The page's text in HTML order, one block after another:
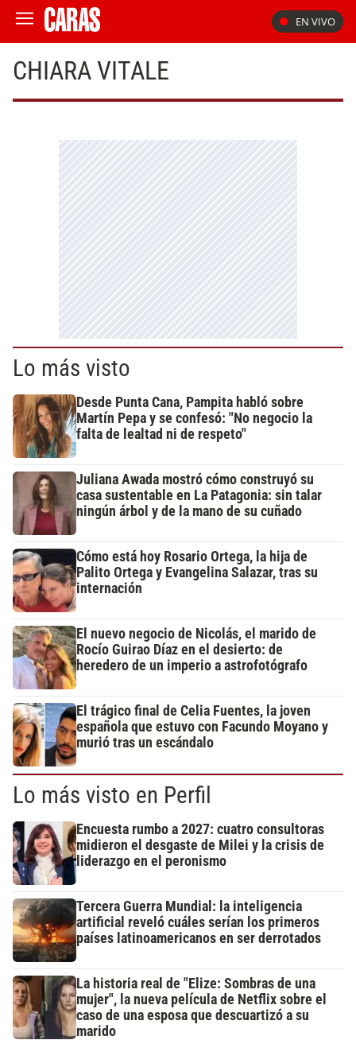
EN VIVO
CHIARA VITALE
Lo más visto
Desde Punta Cana, Pampita habló sobre
Martín Pepa y se confesó: "No negocio la
falta de lealtad ni de respeto"
Juliana Awada mostró cómo construyó su
casa sustentable en La Patagonia: sin talar
ningún árbol y de la mano de su cuñado
Cómo está hoy Rosario Ortega, la hija de
Palito Ortega y Evangelina Salazar, tras su
internación
El nuevo negocio de Nicolás, el marido de
Rocío Guirao Díaz en el desierto: de
heredero de un imperio a astrofotógrafo
El trágico final de Celia Fuentes, la joven
española que estuvo con Facundo Moyano y
murió tras un escándalo
Lo más visto en Perfil
Encuesta rumbo a 2027: cuatro consultoras
midieron el desgaste de Milei y la crisis de
liderazgo en el peronismo
Tercera Guerra Mundial: la inteligencia
artificial reveló cuáles serían los primeros
países latinoamericanos en ser derrotados
La historia real de "Elize: Sombras de una
mujer", la nueva película de Netflix sobre el
caso de una esposa que descuartizó a su
marido